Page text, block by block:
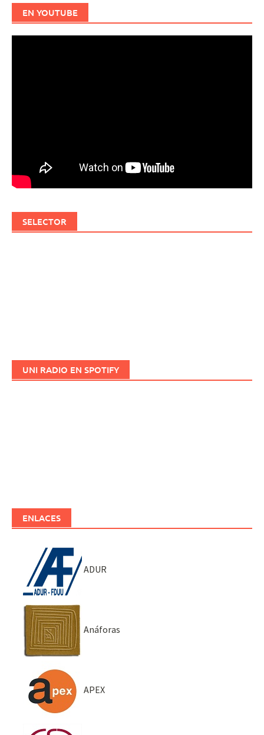
EN YOUTUBE
SELECTOR
UNI RADIO EN SPOTIFY
ENLACES
ADUR
Anáforas
APEX